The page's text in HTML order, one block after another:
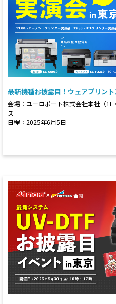
最新機種お披露目！ウェアプリン
会場：ユーロポート株式会社本社（
ス
日程：2025年6月5日